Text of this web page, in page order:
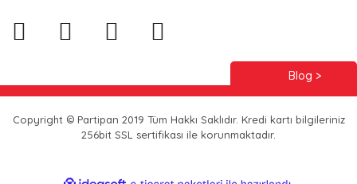
Copyright © Partipan 2019 Tüm Hakkı Saklıdır. Kredi kartı bilgileriniz
256bit SSL sertifikası ile korunmaktadır.
Blog >